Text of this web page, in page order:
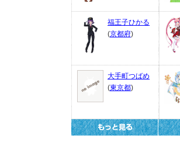
福王子ひかる
(京都府)
大手町つばめ
(東京都)